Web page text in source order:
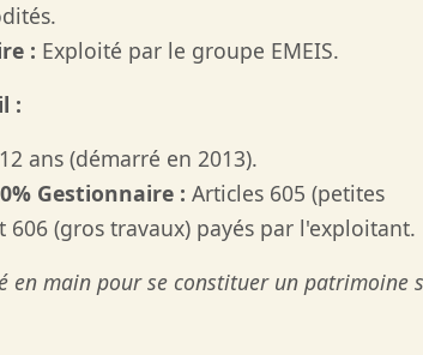
: Exploité par le groupe EMEIS.
:
ans (démarré en 2013).
Gestionnaire : Articles 605 (petites
606 (gros travaux) payés par l'exploitant.
en main pour se constituer un patrimoine